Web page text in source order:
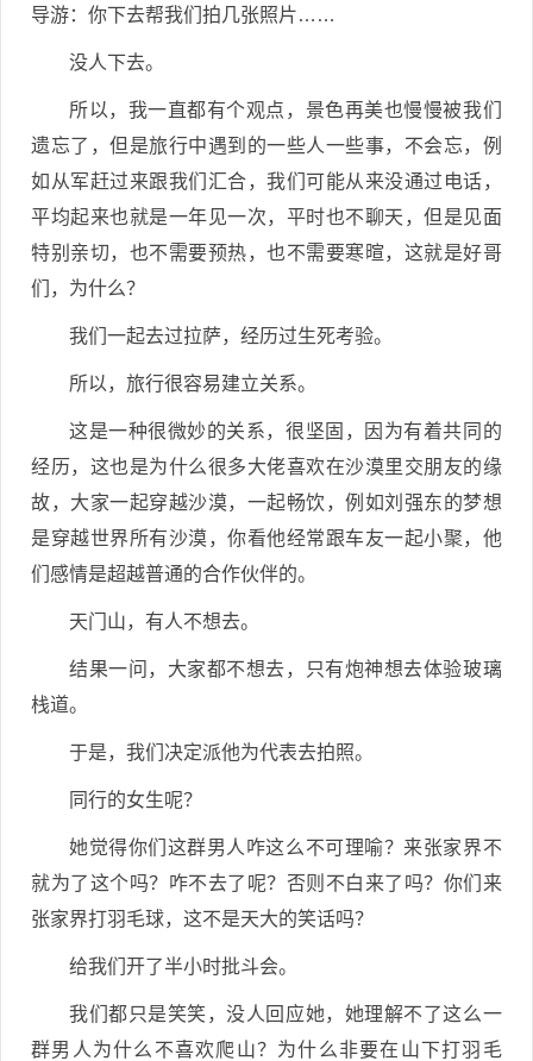
导游：你下去帮我们拍几张照片……
没人下去。
所以，我一直都有个观点，景色再美也慢慢被我们
遗忘了，但是旅行中遇到的一些人一些事，不会忘，例
如从军赶过来跟我们汇合，我们可能从来没通过电话，
平均起来也就是一年见一次，平时也不聊天，但是见面
特别亲切，也不需要预热，也不需要寒暄，这就是好哥
们，为什么？
我们一起去过拉萨，经历过生死考验。
所以，旅行很容易建立关系。
这是一种很微妙的关系，很坚固，因为有着共同的
经历，这也是为什么很多大佬喜欢在沙漠里交朋友的缘
故，大家一起穿越沙漠，一起畅饮，例如刘强东的梦想
是穿越世界所有沙漠，你看他经常跟车友一起小聚，他
们感情是超越普通的合作伙伴的。
天门山，有人不想去。
结果一问，大家都不想去，只有炮神想去体验玻璃
栈道。
于是，我们决定派他为代表去拍照。
同行的女生呢？
她觉得你们这群男人咋这么不可理喻？来张家界不
就为了这个吗？咋不去了呢？否则不白来了吗？你们来
张家界打羽毛球，这不是天大的笑话吗？
给我们开了半小时批斗会。
我们都只是笑笑，没人回应她，她理解不了这么一
群男人为什么不喜欢爬山？为什么非要在山下打羽毛